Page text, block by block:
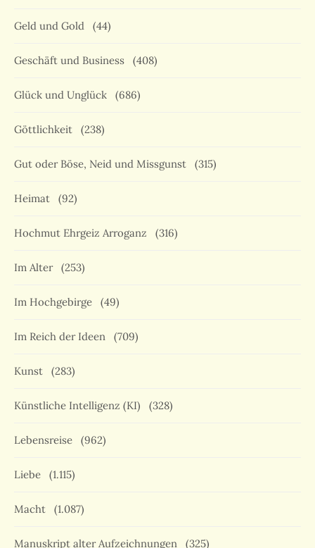
Geld und Gold (44)
Geschäft und Business (408)
Glück und Unglück (686)
Göttlichkeit (238)
Gut oder Böse, Neid und Missgunst (315)
Heimat (92)
Hochmut Ehrgeiz Arroganz (316)
Im Alter (253)
Im Hochgebirge (49)
Im Reich der Ideen (709)
Kunst (283)
Künstliche Intelligenz (KI) (328)
Lebensreise (962)
Liebe (1.115)
Macht (1.087)
Manuskript alter Aufzeichnungen (325)